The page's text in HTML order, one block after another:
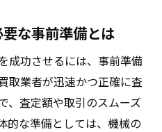
な事前準備とは
成功させるには、事前準備
取業者が迅速かつ正確に査
、査定額や取引のスムーズ
的な準備としては、機械の